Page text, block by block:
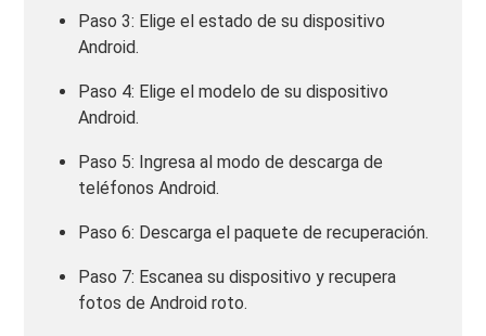
Paso 3: Elige el estado de su dispositivo
Android.
Paso 4: Elige el modelo de su dispositivo
Android.
Paso 5: Ingresa al modo de descarga de
teléfonos Android.
Paso 6: Descarga el paquete de recuperación.
Paso 7: Escanea su dispositivo y recupera
fotos de Android roto.